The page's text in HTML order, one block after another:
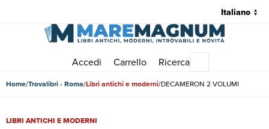
Accedi Carrello Ricerca
Home Trovalibri - Roma Libri antichi e moderni DECAMERON 2 VOLUMI
DECAMERON 2 VOLUMI | Libri antichi e moderni | G.Boccaccio
LIBRI ANTICHI E MODERNI